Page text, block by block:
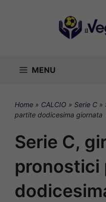
MENU
Home » CALCIO » Serie C »
partite dodicesima giornata
Serie C,
pronostici